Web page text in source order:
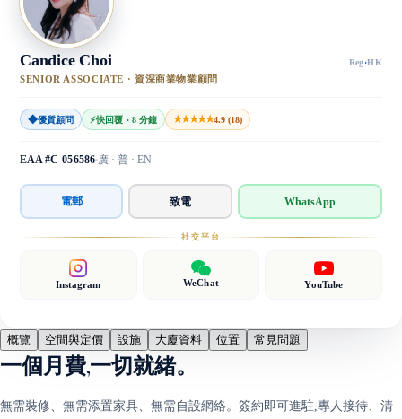
Candice Choi Reg·HK
SENIOR ASSOCIATE · 資深商業物業顧問
◆優質顧問 ⚡快回覆 · 8 分鐘 ★★★★★4.9 (18)
EAA #C-056586 廣 · 普 · EN
電郵 致電 WhatsApp
社交平台
Instagram WeChat YouTube
概覽 空間與定價 設施 大廈資料 位置 常見問題
一個月費,一切就緒。
無需裝修、無需添置家具、無需自設網絡。簽約即可進駐,專人接待、清